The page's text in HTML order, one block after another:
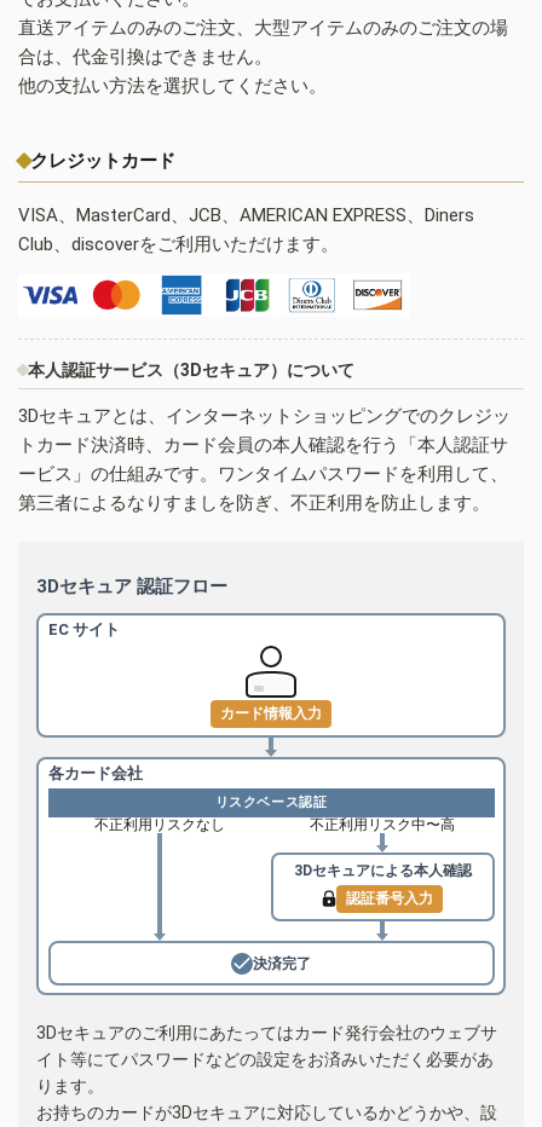
直送アイテムのみのご注文、大型アイテムのみのご注文の場
合は、代金引換はできません。
他の支払い方法を選択してください。
クレジットカード
VISA、MasterCard、JCB、AMERICAN EXPRESS、Diners
Club、discoverをご利用いただけます。
本人認証サービス（3Dセキュア）について
3Dセキュアとは、インターネットショッピングでのクレジッ
トカード決済時、カード会員の本人確認を行う「本人認証サ
ービス」の仕組みです。ワンタイムパスワードを利用して、
第三者によるなりすましを防ぎ、不正利用を防止します。
3Dセキュア 認証フロー
EC サイト
カード情報入力
各カード会社
リスクベース認証
不正利用リスクなし 不正利用リスク中〜高
3Dセキュアによる本人確認
認証番号入力
決済完了
3Dセキュアのご利用にあたってはカード発行会社のウェブサ
イト等にてパスワードなどの設定をお済みいただく必要があ
ります。
お持ちのカードが3Dセキュアに対応しているかどうかや、設